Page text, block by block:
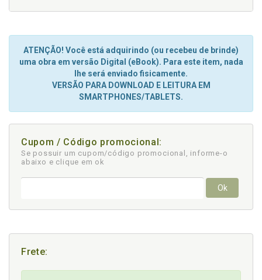
ATENÇÃO! Você está adquirindo (ou recebeu de brinde)
uma obra em versão Digital (eBook). Para este item, nada
lhe será enviado fisicamente.
VERSÃO PARA DOWNLOAD E LEITURA EM
SMARTPHONES/TABLETS.
Cupom / Código promocional:
Se possuir um cupom/código promocional, informe-o
abaixo e clique em ok
Ok
Frete: